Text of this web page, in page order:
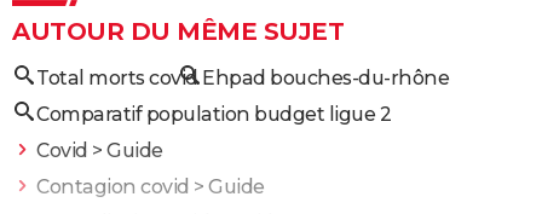
AUTOUR DU MÊME SUJET
Total morts covid Ehpad bouches-du-rhône
Comparatif population budget ligue 2
Covid > Guide
Contagion covid > Guide